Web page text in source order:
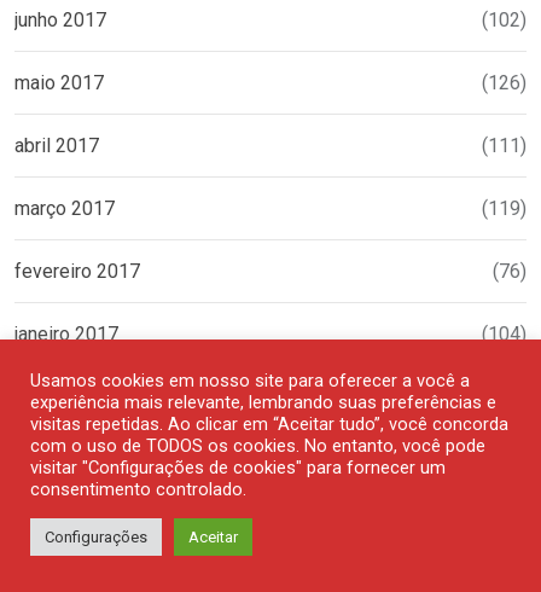
junho 2017 (102)
maio 2017 (126)
abril 2017 (111)
março 2017 (119)
fevereiro 2017 (76)
janeiro 2017 (104)
dezembro 2016 (92)
novembro 2016 (103)
outubro 2016
Usamos cookies em nosso site para oferecer a você a
experiência mais relevante, lembrando suas preferências e
visitas repetidas. Ao clicar em “Aceitar tudo”, você concorda
com o uso de TODOS os cookies. No entanto, você pode
visitar "Configurações de cookies" para fornecer um
consentimento controlado.
Configurações Aceitar